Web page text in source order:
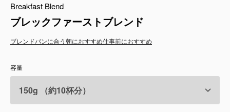
特集
卸販売
コーヒーのサブスク
Breakfast Blend
ブレックファーストブレンド
ブレンドパンに合う朝におすすめ仕事前におすすめ
容量